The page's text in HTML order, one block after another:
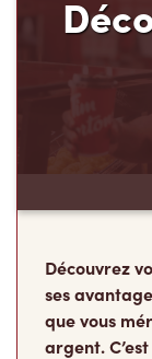
Découvrez
ses
que vous
argent.